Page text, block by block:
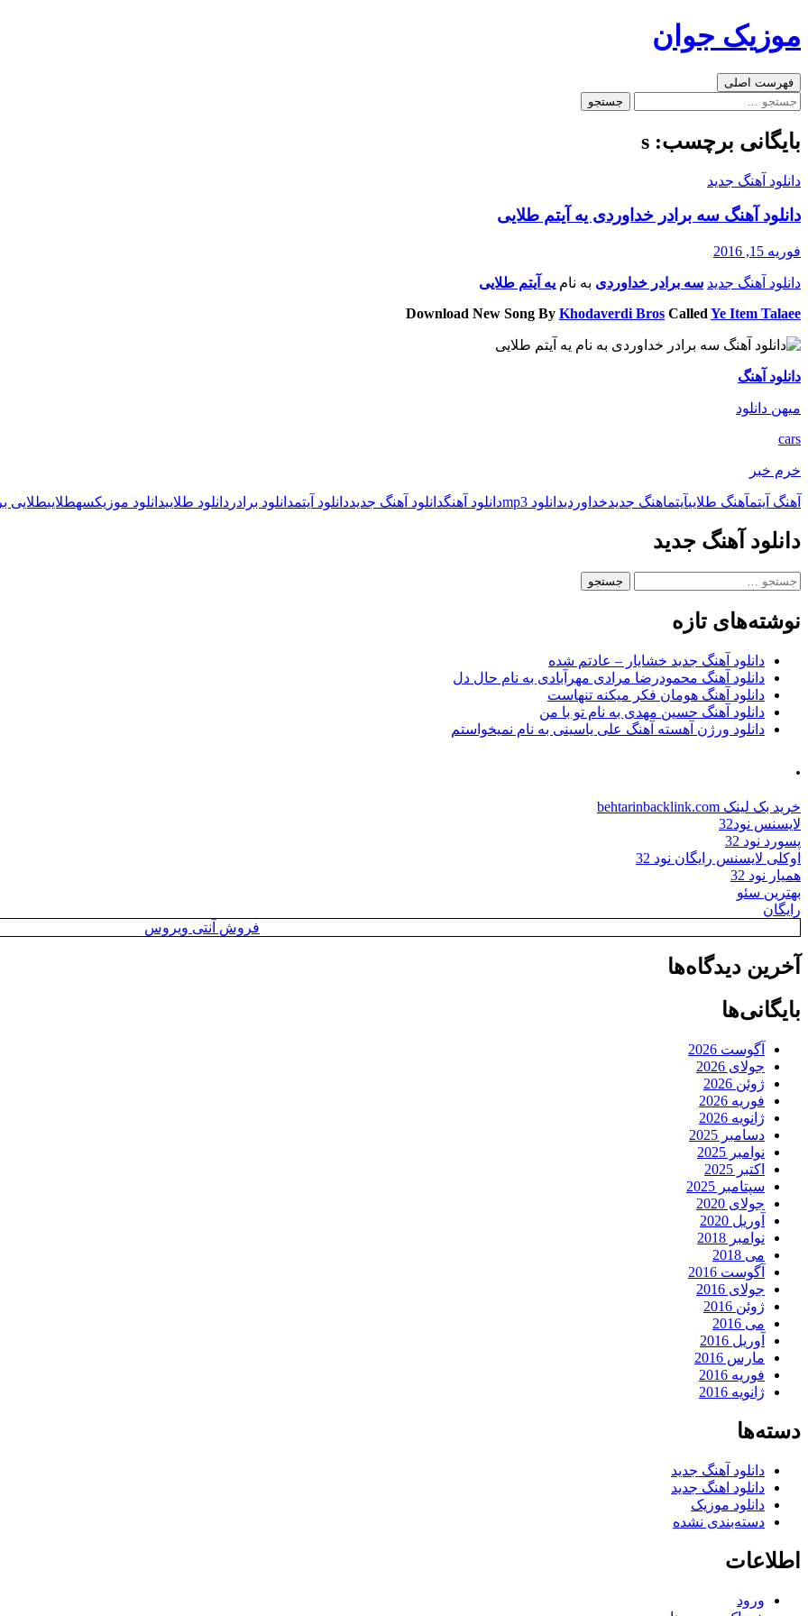
به
موزیک جوان
جست‌وجو
فهرست اصلی
جستجو
بایگانی برچسب: s
دانلود آهنگ جدید
دانلود آهنگ سه برادر خداوردی یه آیتم طلایی
فوریه 15, 2016
دانلود آهنگ جدید سه برادر خداوردی به نام یه آیتم طلایی
Download New Song By Khodaverdi Bros Called Ye Item Talaee
دانلود آهنگ
میهن دانلود
cars
خرم خبر
آهنگ آیتمآهنگ طلاییآیتماهنگ جدیدخداوردیدانلود mp3 دانلود آهنگدانلود آهنگ جدیددانلود آیتمدانلود برادر دانلود طلاییدانلود موزیکسهطلاییطلایی
دانلود آهنگ جدید
جستجو
نوشته‌های تازه
دانلود آهنگ جدید خشایار – عادتم شده
دانلود آهنگ محمودرضا مرادی مهرآبادی به نام حال دل
دانلود آهنگ هومان فکر میکنه تنهاست
دانلود آهنگ حسین مهدی به نام تو با من
دانلود ورژن آهسته آهنگ علی یاسینی به نام نمیخواستم
.
خرید بک لینک behtarinbacklink.com
لایسنس نود32
پسورد نود 32
اوکلی لایسنس رایگان نود 32
همیار نود 32
بهترین سئو
رایگان
فروش آنتی ویروس
آخرین دیدگاه‌ها
بایگانی‌ها
آگوست 2026
جولای 2026
ژوئن 2026
فوریه 2026
ژانویه 2026
دسامبر 2025
نوامبر 2025
اکتبر 2025
سپتامبر 2025
جولای 2020
آوریل 2020
نوامبر 2018
می 2018
آگوست 2016
جولای 2016
ژوئن 2016
می 2016
آوریل 2016
مارس 2016
فوریه 2016
ژانویه 2016
دسته‌ها
دانلود آهنگ جدید
دانلود اهنگ جدید
دانلود موزیک
دسته‌بندی نشده
اطلاعات
ورود